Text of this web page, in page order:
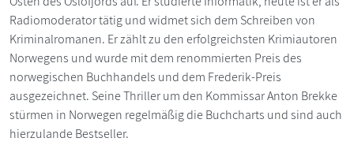
Radiomoderator tätig und widmet sich dem Schreiben von
Kriminalromanen. Er zählt zu den erfolgreichsten Krimiautoren
Norwegens und wurde mit dem renommierten Preis des
norwegischen Buchhandels und dem Frederik-Preis
ausgezeichnet. Seine Thriller um den Kommissar Anton Brekke
stürmen in Norwegen regelmäßig die Buchcharts und sind auch
hierzulande Bestseller.